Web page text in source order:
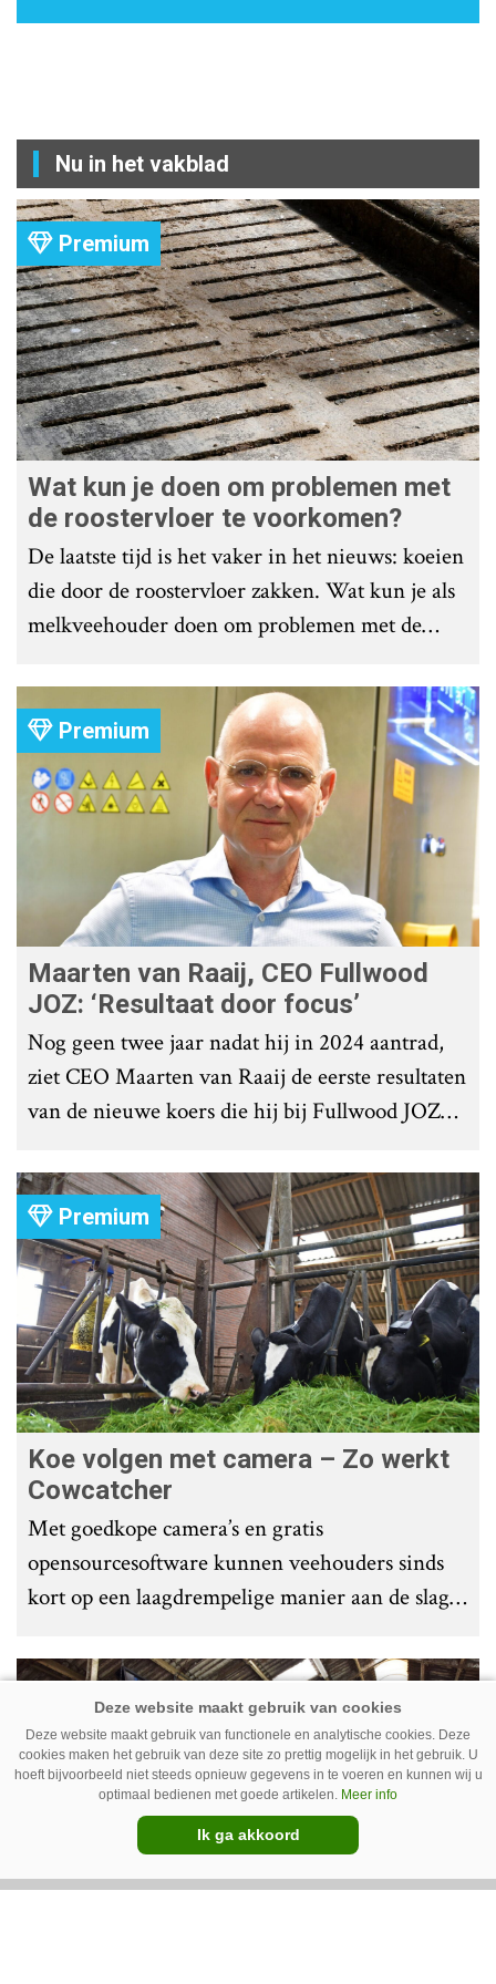
Nu in het vakblad
Premium
Wat kun je doen om problemen met
de roostervloer te voorkomen?
De laatste tijd is het vaker in het nieuws: koeien
die door de roostervloer zakken. Wat kun je als
melkveehouder doen om problemen met de
Premium
Maarten van Raaij, CEO Fullwood
JOZ: ‘Resultaat door focus’
Nog geen twee jaar nadat hij in 2024 aantrad,
ziet CEO Maarten van Raaij de eerste resultaten
van de nieuwe koers die hij bij Fullwood JOZ
Premium
Koe volgen met camera – Zo werkt
Cowcatcher
Met goedkope camera’s en gratis
opensourcesoftware kunnen veehouders sinds
kort op een laagdrempelige manier aan de slag
komt er zoal bij kijken?
Premium
Deze website maakt gebruik van functionele en analytische cookies. Deze
cookies maken het gebruik van deze site zo prettig mogelijk in het gebruik. U
hoeft bijvoorbeeld niet steeds opnieuw gegevens in te voeren en kunnen wij u
optimaal bedienen met goede artikelen. Meer info
Ik ga akkoord